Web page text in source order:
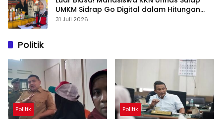
UMKM Sidrap Go Digital dalam Hitungan
Hari
31 Juli 2026
Politik
Politik Politik